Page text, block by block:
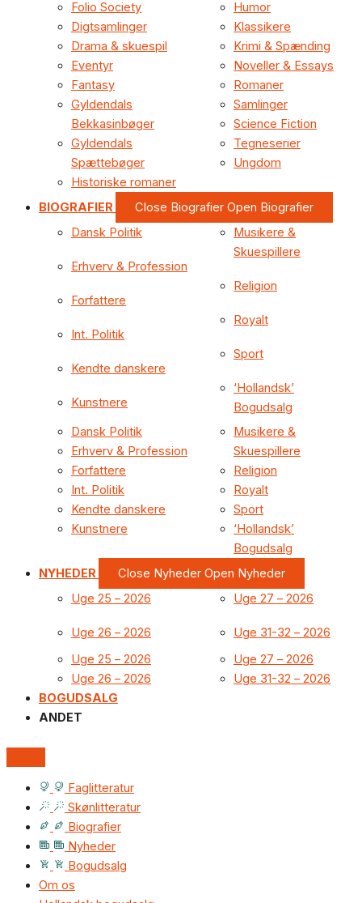
Folio Society
Digtsamlinger
Drama & skuespil
Eventyr
Fantasy
Gyldendals
Bekkasinbøger
Gyldendals
Spættebøger
Historiske romaner
Humor
Klassikere
Krimi & Spænding
Noveller & Essays
Romaner
Samlinger
Science Fiction
Tegneserier
Ungdom
BIOGRAFIER Close Biografier Open Biografier
Dansk Politik
Erhverv & Profession
Forfattere
Int. Politik
Kendte danskere
Kunstnere
Musikere &
Skuespillere
Religion
Royalt
Sport
‘Hollandsk’
Bogudsalg
Dansk Politik
Erhverv & Profession
Forfattere
Int. Politik
Kendte danskere
Kunstnere
Musikere &
Skuespillere
Religion
Royalt
Sport
‘Hollandsk’
Bogudsalg
NYHEDER
Close Nyheder Open Nyheder
Uge 25 – 2026
Uge 26 – 2026
Uge 27 – 2026
Uge 31-32 – 2026
Uge 25 – 2026
Uge 26 – 2026
Uge 27 – 2026
Uge 31-32 – 2026
BOGUDSALG
ANDET
Faglitteratur
Skønlitteratur
Biografier
Nyheder
Bogudsalg
Om os